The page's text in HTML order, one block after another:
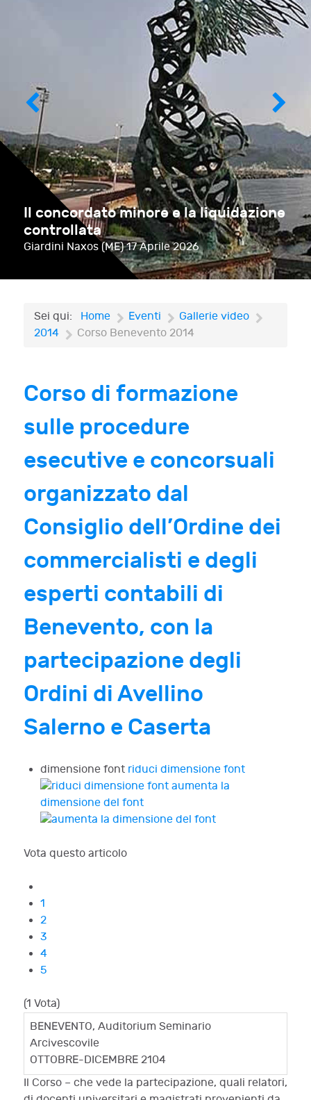
Il concordato minore e la liquidazione
controllata
Giardini Naxos (ME) 17 Aprile 2026
Sei qui: Home Eventi
Gallerie video
2014
Corso Benevento 2014
Corso di formazione
sulle procedure
esecutive e concorsuali
organizzato dal
Consiglio dell’Ordine dei
commercialisti e degli
esperti contabili di
Benevento, con la
partecipazione degli
Ordini di Avellino
Salerno e Caserta
dimensione font riduci dimensione font
aumenta la
dimensione del font
Vota questo articolo
1
2
3
4
5
(1 Vota)
BENEVENTO, Auditorium Seminario
Arcivescovile
OTTOBRE-DICEMBRE 2104
Il Corso – che vede la partecipazione, quali relatori,